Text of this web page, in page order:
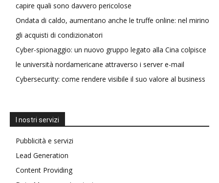
capire quali sono davvero pericolose
Ondata di caldo, aumentano anche le truffe online: nel mirino
gli acquisti di condizionatori
Cyber-spionaggio: un nuovo gruppo legato alla Cina colpisce
le università nordamericane attraverso i server e-mail
Cybersecurity: come rendere visibile il suo valore al business
I nostri servizi
Pubblicità e servizi
Lead Generation
Content Providing